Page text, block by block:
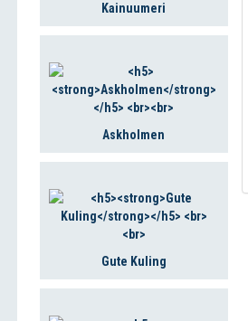
Kainuumeri
Askholmen
Gute Kuling